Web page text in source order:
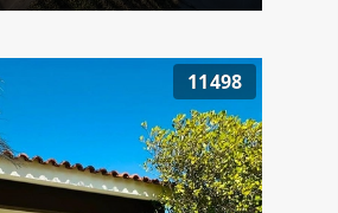
11498